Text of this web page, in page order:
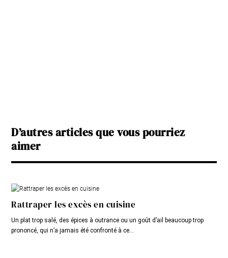
D’autres articles que vous pourriez
aimer
Rattraper les excès en cuisine
Un plat trop salé, des épices à outrance ou un goût d’ail beaucoup trop
prononcé, qui n’a jamais été confronté à ce...